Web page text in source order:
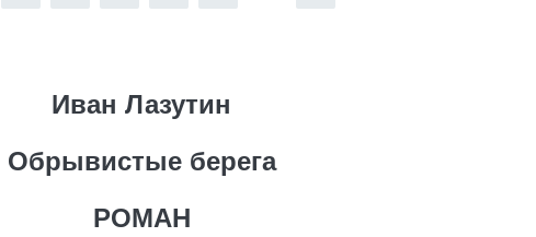
Иван Лазутин
Обрывистые берега
РОМАН